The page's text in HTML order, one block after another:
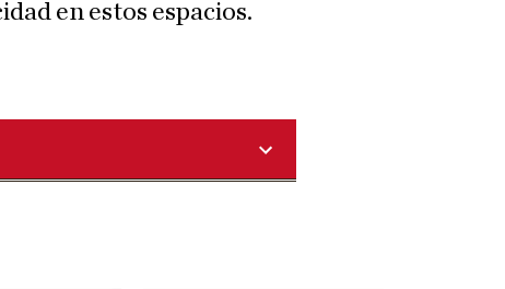
en estos espacios.